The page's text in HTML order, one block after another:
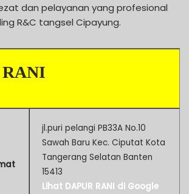
dan pelayanan yang profesional
R&C tangsel Cipayung.
jl.puri pelangi PB33A No.10
Sawah Baru Kec. Ciputat Kota
Tangerang Selatan Banten
15413
Lihat DAPUR RANI di Google